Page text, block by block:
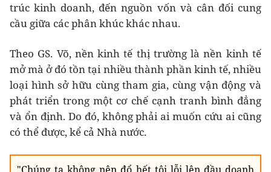
trúc kinh doanh, đến nguồn vốn và cân đối cung
cầu giữa các phân khúc khác nhau.
Theo GS. Võ, nền kinh tế thị trường là nền kinh tế
mở mà ở đó tồn tại nhiều thành phần kinh tế, nhiều
loại hình sở hữu cùng tham gia, cùng vận động và
phát triển trong một cơ chế cạnh tranh bình đẳng
và ổn định. Do đó, không phải ai muốn cứu ai cũng
có thể được, kể cả Nhà nước.